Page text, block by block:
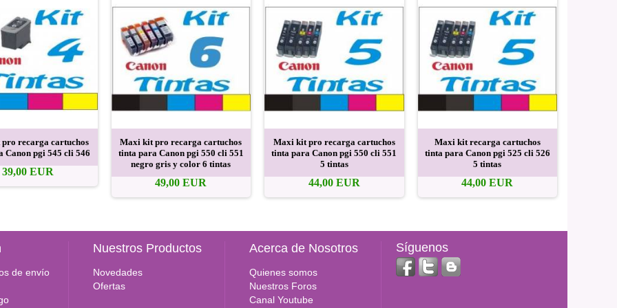
recarga cartuchos
Canon pgi 545 cli 546
39,00 EUR
Maxi kit pro recarga cartuchos
tinta para Canon pgi 550 cli 551
negro gris y color 6 tintas
49,00 EUR
Maxi kit pro recarga cartuchos
tinta para Canon pgi 550 cli 551
5 tintas
44,00 EUR
Maxi kit recarga cartuchos
tinta para Canon pgi 525 cli 526
5 tintas
44,00 EUR
de envío
Nuestros Productos
Novedades
Ofertas
Acerca de Nosotros
Quienes somos
Nuestros Foros
Canal Youtube
Síguenos